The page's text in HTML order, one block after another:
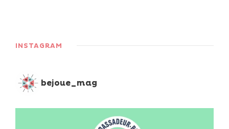
INSTAGRAM
bejoue_mag